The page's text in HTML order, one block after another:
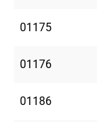
01175
01176
01186